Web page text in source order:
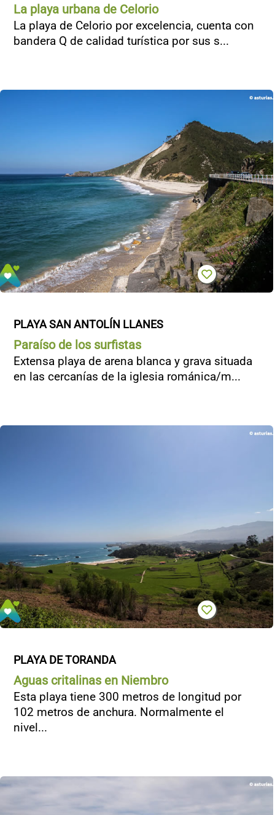
La playa urbana de Celorio
La playa de Celorio por excelencia, cuenta con
bandera Q de calidad turística por sus s...
PLAYA SAN ANTOLÍN LLANES
Paraíso de los surfistas
Extensa playa de arena blanca y grava situada
en las cercanías de la iglesia románica/m...
PLAYA DE TORANDA
Aguas critalinas en Niembro
Esta playa tiene 300 metros de longitud por
102 metros de anchura. Normalmente el
nivel...